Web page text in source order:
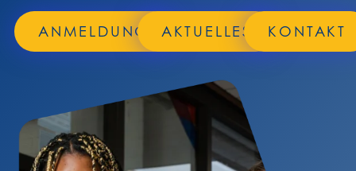
ANMELDUNG AKTUELLES KONTAKT